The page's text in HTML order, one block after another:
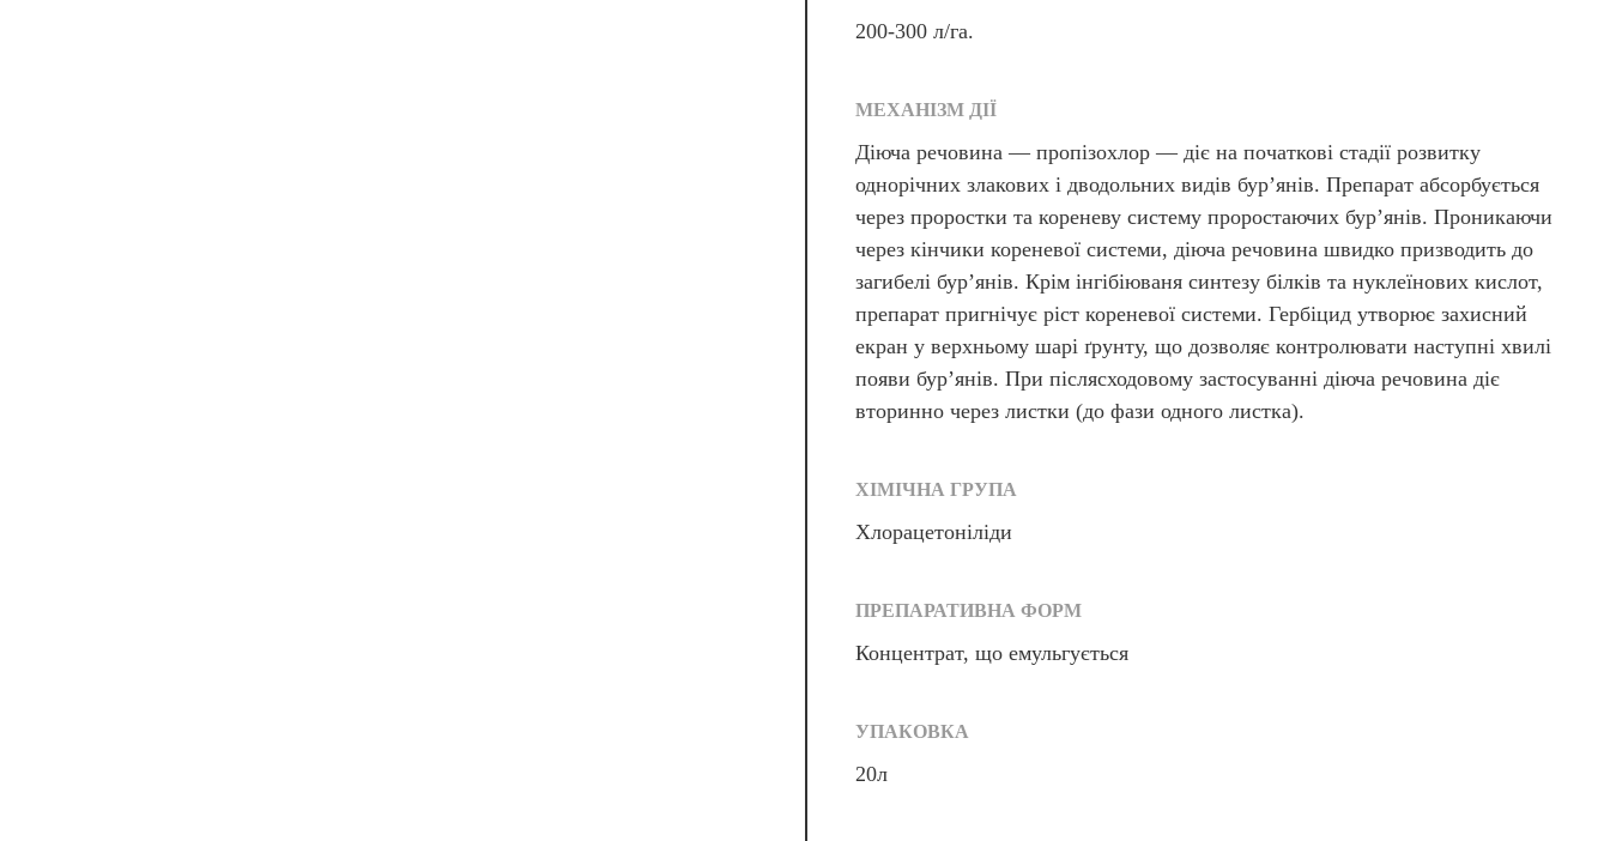
200-300 л/га.
МЕХАНІЗМ ДІЇ
Діюча речовина — пропізохлор — діє на початкові стадії розвитку
однорічних злакових і дводольних видів бур’янів. Препарат абсорбується
через проростки та кореневу систему проростаючих бур’янів. Проникаючи
через кінчики кореневої системи, діюча речовина швидко призводить до
загибелі бур’янів. Крім інгібіюваня синтезу білків та нуклеїнових кислот,
препарат пригнічує ріст кореневої системи. Гербіцид утворює захисний
екран у верхньому шарі ґрунту, що дозволяє контролювати наступні хвилі
появи бур’янів. При післясходовому застосуванні діюча речовина діє
вторинно через листки (до фази одного листка).
ХІМІЧНА ГРУПА
Хлорацетоніліди
ПРЕПАРАТИВНА ФОРМ
Концентрат, що емульгується
УПАКОВКА
20л